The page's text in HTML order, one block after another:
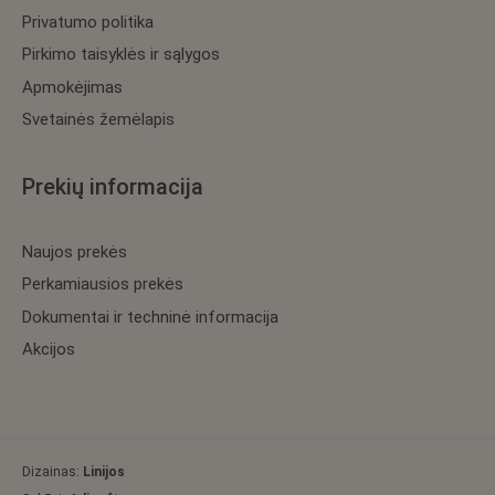
Privatumo politika
Pirkimo taisyklės ir sąlygos
Apmokėjimas
Svetainės žemėlapis
Prekių informacija
Akcijos
Naujos prekės
Perkamiausios prekės
Dokumentai ir techninė informacija
Dizainas: Linijos